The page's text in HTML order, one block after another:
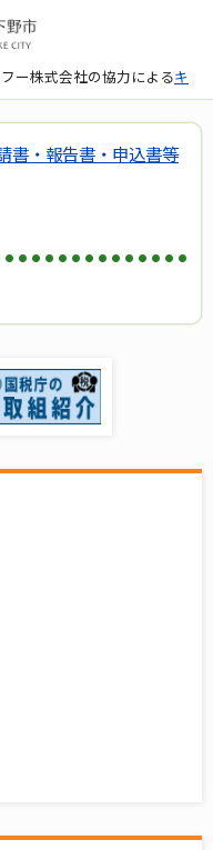
ー株式会社の協力によるキ
書・報告書・申込書等